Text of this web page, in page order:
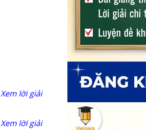
Xem lời giải
Xem lời giải